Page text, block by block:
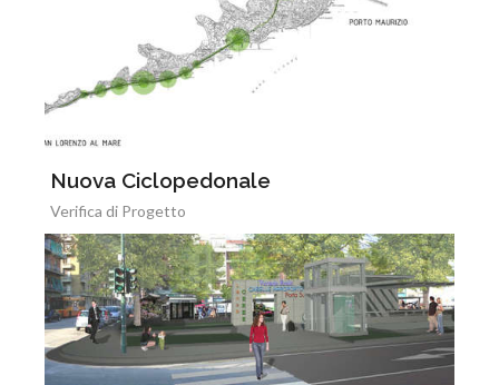
Nuova Ciclopedonale
Verifica di Progetto